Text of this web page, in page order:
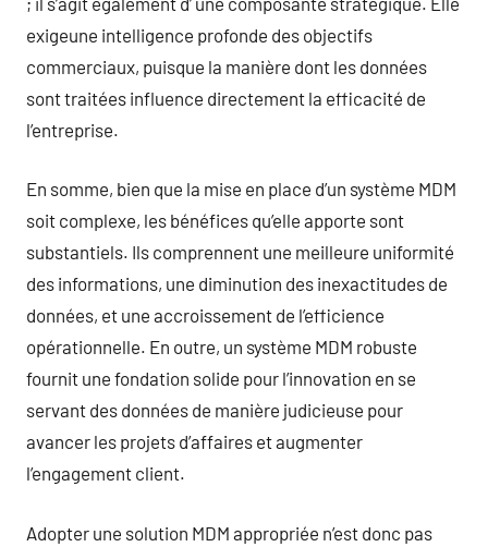
exigeune intelligence profonde des objectifs
commerciaux, puisque la manière dont les données
sont traitées influence directement la efficacité de
l’entreprise.
En somme, bien que la mise en place d’un système MDM
soit complexe, les bénéfices qu’elle apporte sont
substantiels. Ils comprennent une meilleure uniformité
des informations, une diminution des inexactitudes de
données, et une accroissement de l’efficience
opérationnelle. En outre, un système MDM robuste
fournit une fondation solide pour l’innovation en se
servant des données de manière judicieuse pour
avancer les projets d’affaires et augmenter
l’engagement client.
Adopter une solution MDM appropriée n’est donc pas